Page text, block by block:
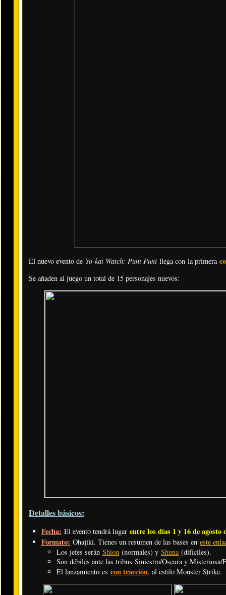
El nuevo evento de Yo-kai Watch: Puni Puni llega con la primera
Se añaden al juego un total de 15 personajes nuevos:
Detalles básicos:
Fecha: El evento tendrá lugar entre los días 1 y 16 de agosto
Formato: Ohajiki. Tienes un resumen de las bases en este
Los jefes serán Shion (normales) y Shuna (difíciles).
Son débiles ante las tribus Siniestra/Oscura y Misteriosa/
El lanzamiento es con tracción, al estilo Monster Strike.